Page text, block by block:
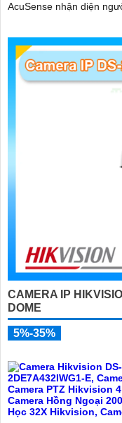
AcuSense nhận diện
CAMERA IP
DOME
5%-35%